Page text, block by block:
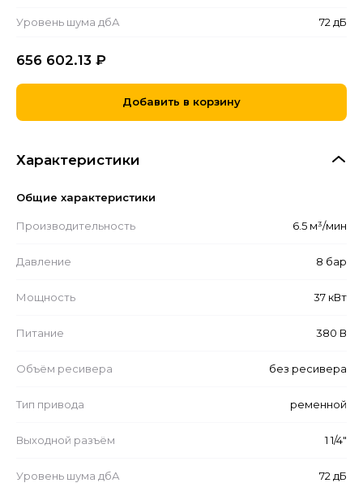
Уровень шума дбА 72 дБ
656 602.13 ₽
Добавить в корзину
Характеристики
Общие характеристики
Производительность 6.5 м³/мин
Давление 8 бар
Мощность 37 кВт
Питание 380 В
Объём ресивера без ресивера
Тип привода ременной
Выходной разъём 1 1/4"
Уровень шума дбА 72 дБ